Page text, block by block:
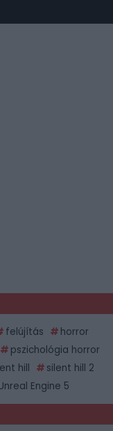
felújítás
horror
pszichológia horror
hill
silent hill 2
Engine 5